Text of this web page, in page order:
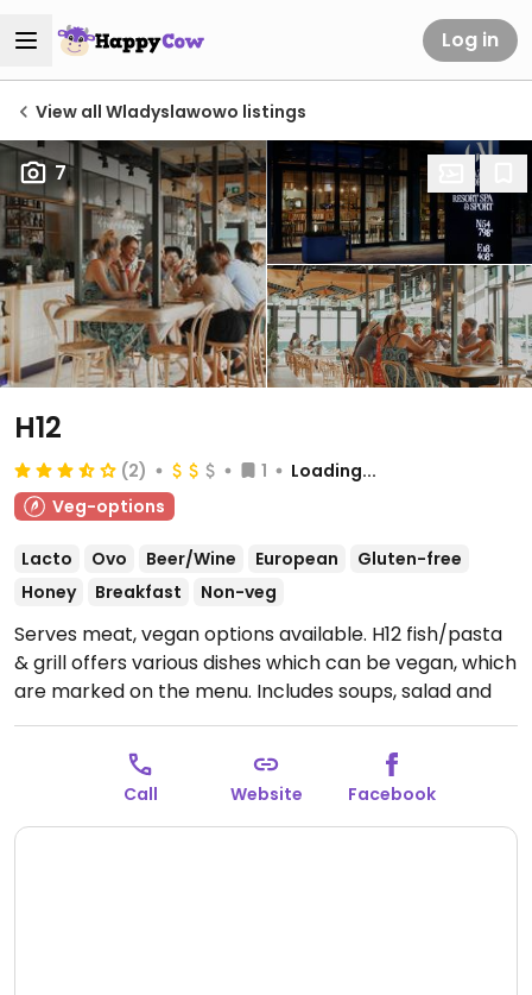
Log in
View all Wladyslawowo listings
7
H12
(2) 1
Loading...
Veg-options
Lacto Ovo Beer/Wine European
Gluten-free
Honey
Breakfast Non-veg
Serves meat, vegan options available. H12 fish/pasta
& grill offers various dishes which can be vegan, which
are marked on the menu. Includes soups, salad and
pasta.Open Mon-Sun 12:00-22:00.
Call Website Facebook